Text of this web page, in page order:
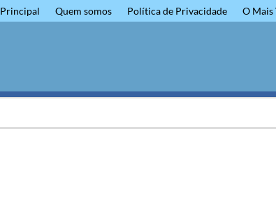
Principal Quem somos Política de Privacidade O Mais